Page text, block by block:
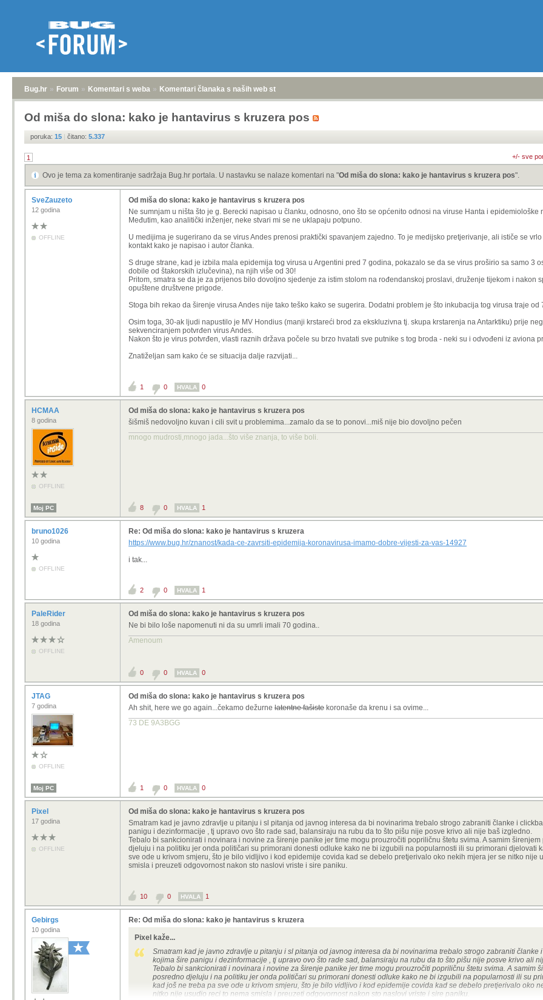
Bug.hr » Forum » Komentari s weba » Komentari članaka s naših web stranica
Od miša do slona: kako je hantavirus s kruzera pos
poruka: 15 | čitano: 5.337
1 +/- sve
Ovo je tema za komentiranje sadržaja Bug.hr portala. U nastavku se nalaze komentari na "Od miša do slona: kako je hantavirus s kruzera pos".
SveZauzeto
12 godina
OFFLINE
Od miša do slona: kako je hantavirus s kruzera pos
Ne sumnjam u ništa što je g. Berecki napisao u članku, odnosno, ono što se općenito odnosi na viruse Hanta i epidemiološke
Međutim, kao analitički inženjer, neke stvari mi se ne uklapaju potpuno.
U medijima je sugerirano da se virus Andes prenosi praktički spavanjem zajedno. To je medijsko pretjerivanje, ali ističe se
kontakt kako je napisao i autor članka.
S druge strane, kad je izbila mala epidemija tog virusa u Argentini pred 7 godina, pokazalo se da se virus proširio sa samo 3
dobile od štakorskih izlučevina), na njih više od 30!
Pritom, smatra se da je za prijenos bilo dovoljno sjedenje za istim stolom na rođendanskoj proslavi, druženje tijekom i nakon
opuštene društvene prigode.
Stoga bih rekao da širenje virusa Andes nije tako teško kako se sugerira. Dodatni problem je što inkubacija tog virusa traje od
Osim toga, 30-ak ljudi napustilo je MV Hondius (manji krstareći brod za ekskluzivna tj. skupa krstarenja na Antarktiku) prije
sekvenciranjem potvrđen virus Andes.
Nakon što je virus potvrđen, vlasti raznih država počele su brzo hvatati sve putnike s tog broda - neki su i odvođeni iz aviona
Znatiželjan sam kako će se situacija dalje razvijati...
1 0 HVALA 0
HCMAA
8 godina
OFFLINE
Od miša do slona: kako je hantavirus s kruzera pos
šišmiš nedovoljno kuvan i cili svit u problemima...zamalo da se to ponovi...miš nije bio dovoljno pečen
mnogo mudrosti,mnogo jada...što više znanja, to više boli.
Moj PC 8 0 HVALA 1
bruno1026
10 godina
OFFLINE
Re: Od miša do slona: kako je hantavirus s kruzera
https://www.bug.hr/znanost/kada-ce-zavrsiti-epidemija-koronavirusa-imamo-dobre-vijesti-za-vas-14927
i tak...
2 0 HVALA 1
PaleRider
18 godina
OFFLINE
Od miša do slona: kako je hantavirus s kruzera pos
Ne bi bilo loše napomenuti ni da su umrli imali 70 godina..
Amenoum
0 0 HVALA 0
JTAG
7 godina
OFFLINE
Od miša do slona: kako je hantavirus s kruzera pos
Ah shit, here we go again...čekamo dežurne latentne fašiste koronaše da krenu i sa ovime...
73 DE 9A3BGG
Moj PC 1 0 HVALA 0
Pixel
17 godina
OFFLINE
Od miša do slona: kako je hantavirus s kruzera pos
Smatram kad je javno zdravlje u pitanju i sl pitanja od javnog interesa da bi novinarima trebalo strogo zabraniti članke i
panigu i dezinformacije , tj upravo ovo što rade sad, balansiraju na rubu da to što pišu nije posve krivo ali nije baš izgledno.
Tebalo bi sankcionirati i novinara i novine za širenje panike jer time mogu prouzročiti popriličnu štetu svima. A samim
djeluju i na politiku jer onda političari su primorani donesti odluke kako ne bi izgubili na popularnosti ili su primorani djelovati
sve ode u krivom smjeru, što je bilo vidljivo i kod epidemije covida kad se debelo pretjerivalo oko nekih mjera jer se nitko nije
smisla i preuzeti odgovornost nakon sto naslovi vriste i sire paniku.
10 0 HVALA 1
Gebirgs
10 godina
Re: Od miša do slona: kako je hantavirus s kruzera
Pixel kaže...
Smatram kad je javno zdravlje u pitanju i sl pitanja od javnog interesa da bi novinarima trebalo strogo zabraniti članke
kojima šire panigu i dezinformacije , tj upravo ovo što rade sad, balansiraju na rubu da to što pišu nije posve krivo ali
Tebalo bi sankcionirati i novinara i novine za širenje panike jer time mogu prouzročiti popriličnu štetu svima. A samim
posredno djeluju i na politiku jer onda političari su primorani donesti odluke kako ne bi izgubili na popularnosti ili su
kad još ne treba pa sve ode u krivom smjeru, što je bilo vidljivo i kod epidemije covida kad se debelo pretjerivalo oko
nitko nije usudio reci to nema smisla i preuzeti odgovornost nakon sto naslovi vriste i sire paniku.